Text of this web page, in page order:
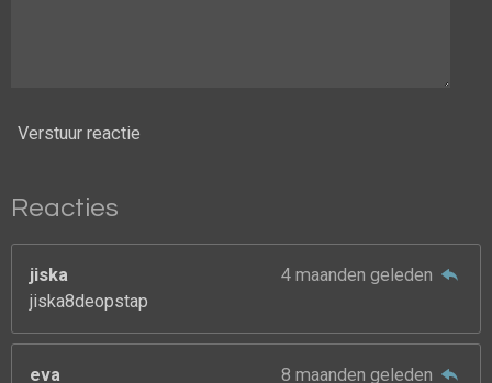
Verstuur reactie
Reacties
jiska
4 maanden geleden
jiska8deopstap
eva 8 maanden geleden